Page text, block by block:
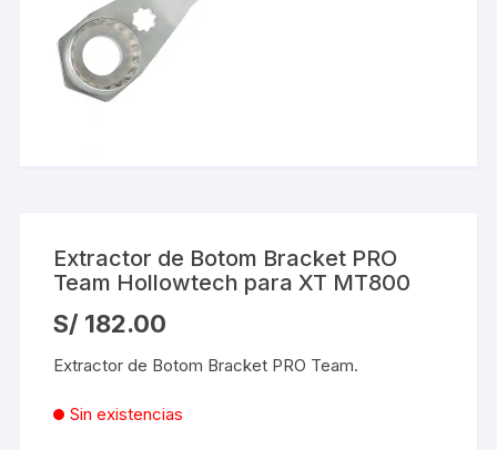
Extractor de Botom Bracket PRO
Team Hollowtech para XT MT800
S/ 182.00
Extractor de Botom Bracket PRO Team.
Sin existencias